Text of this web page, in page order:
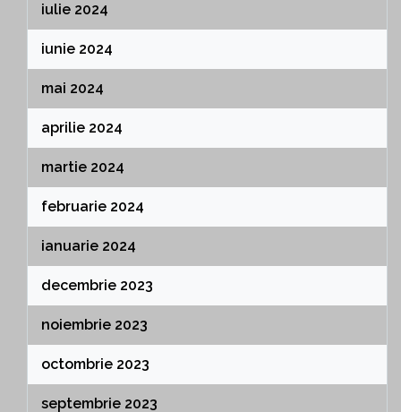
iulie 2024
iunie 2024
mai 2024
aprilie 2024
martie 2024
februarie 2024
ianuarie 2024
decembrie 2023
noiembrie 2023
octombrie 2023
septembrie 2023